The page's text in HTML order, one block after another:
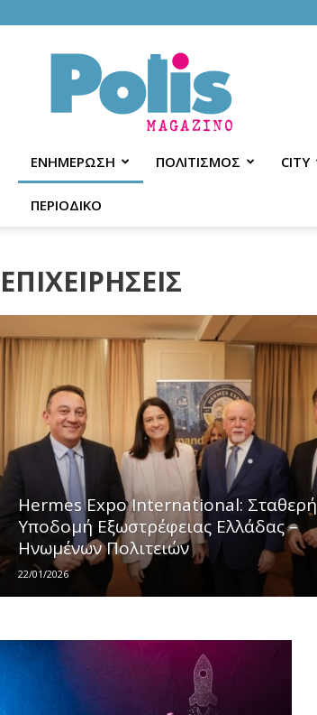
Polis
Magazino
ΕΝΗΜΕΡΩΣΗ ΠΟΛΙΤΙΣΜΟΣ CITY
ΠΕΡΙΟΔΙΚΟ
ΕΠΙΧΕΙΡΗΣΕΙΣ
Hermes Expo International: Σταθερή
Υποδομή Εξωστρέφειας Ελλάδας –
Ηνωμένων Πολιτειών
22/01/2026